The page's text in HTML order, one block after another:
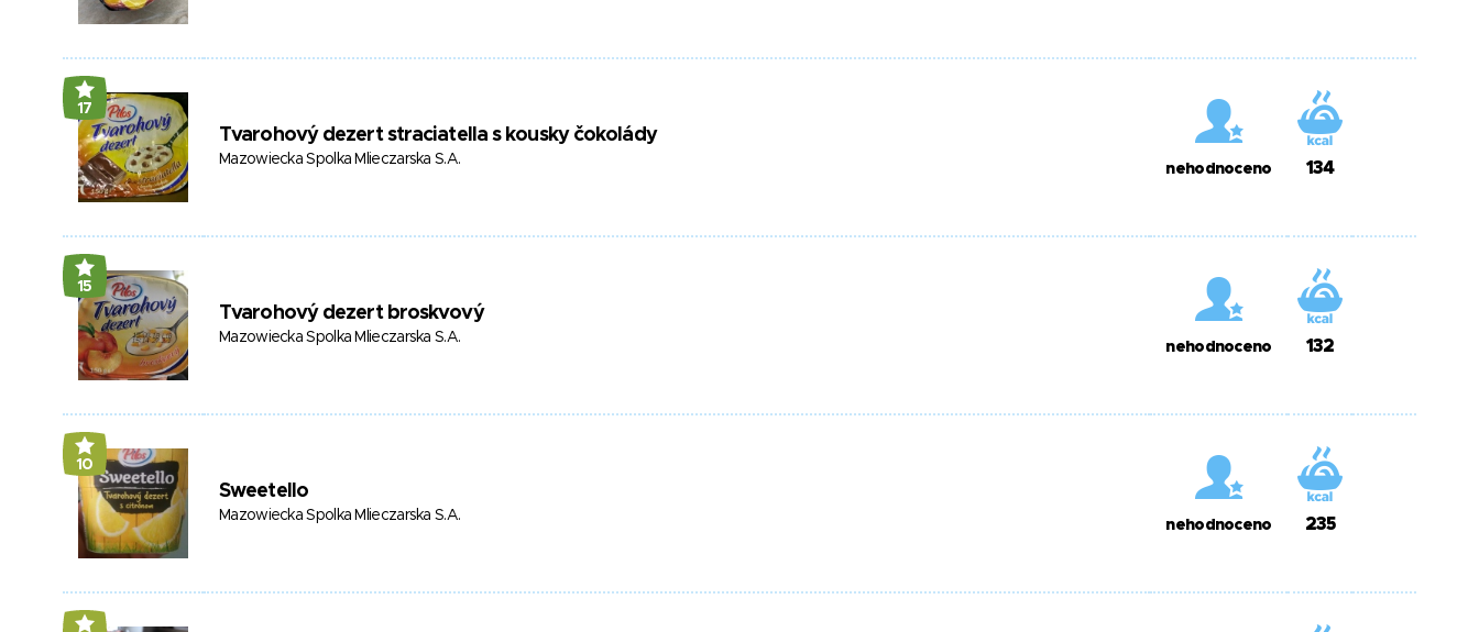
17
Tvarohový dezert straciatella s kousky čokolády
Mazowiecka Spolka Mlieczarska S.A.
nehodnoceno 134
15
Tvarohový dezert broskvový
Mazowiecka Spolka Mlieczarska S.A.
nehodnoceno 132
10
Sweetello
Mazowiecka Spolka Mlieczarska S.A.
nehodnoceno 235